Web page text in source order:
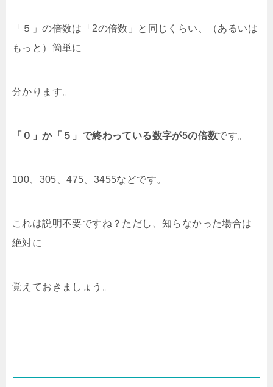
「５」の倍数は「2の倍数」と同じくらい、（あるいは
もっと）簡単に
分かります。
「０」か「５」で終わっている数字が5の倍数です。
100、305、475、3455などです。
これは説明不要ですね？ただし、知らなかった場合は
絶対に
覚えておきましょう。